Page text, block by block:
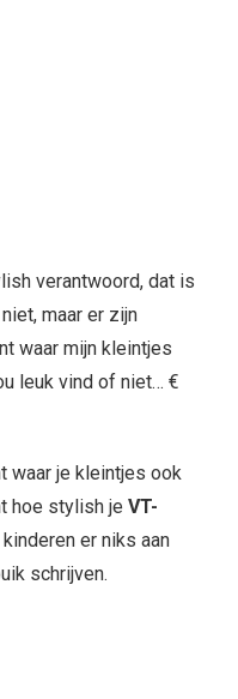
verantwoord, dat is
maar er zijn
waar mijn kleintjes
leuk vind of niet… €
waar je kleintjes ook
hoe stylish je VT-
er niks aan
schrijven.